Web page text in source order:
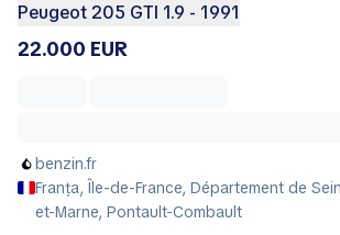
Peugeot 205 GTI 1.9 - 1991
22.000 EUR
benzin.fr
Franța, Île-de-France, Département de
et-Marne, Pontault-Combault